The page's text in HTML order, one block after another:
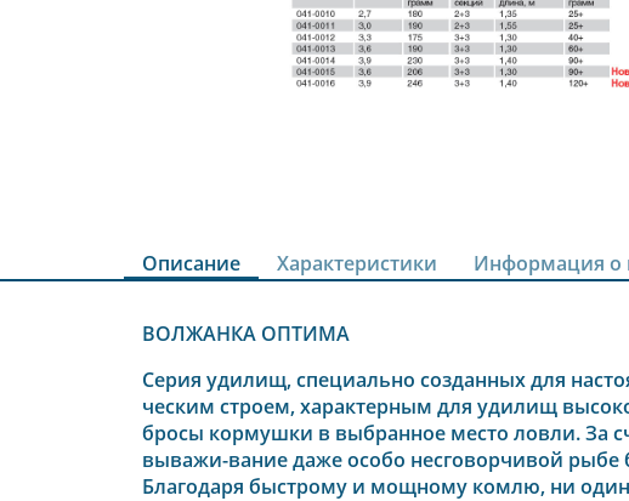
Описание Характеристики Информация о
ВОЛЖАНКА ОПТИМА
Серия удилищ, специально созданных для
ческим строем, характерным для удилищ
бросы кормушки в выбранное место ловли. За
выважи-вание даже особо несговорчивой рыбе
Благодаря быстрому и мощному комлю, ни